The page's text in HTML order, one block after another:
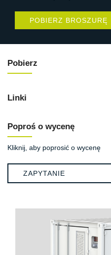
POBIERZ BROSZURĘ
Pobierz
Linki
Poproś o wycenę
Kliknij, aby poprosić o wycenę
ZAPYTANIE